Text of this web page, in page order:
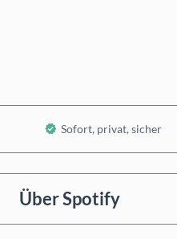
Sofort, privat, sicher
Über Spotify